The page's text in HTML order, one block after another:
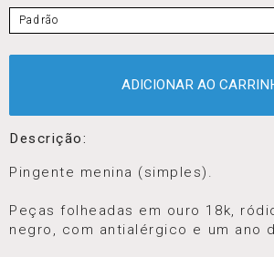
Padrão
ADICIONAR AO
Descrição:
Pingente menina (simples).
Peças folheadas em ouro 18k,
negro, com antialérgico e um ano